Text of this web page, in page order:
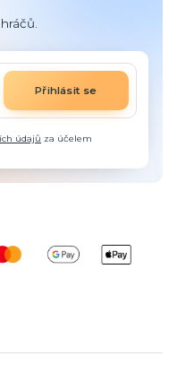
Přihlásit se
údajů za účelem